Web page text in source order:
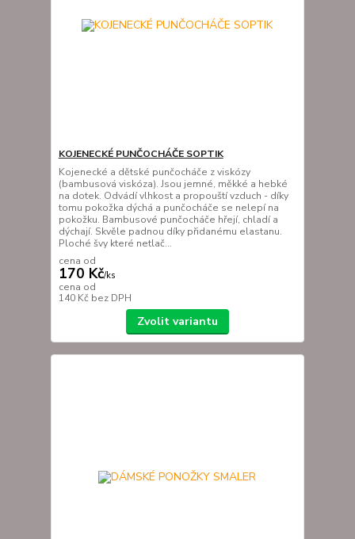
KOJENECKÉ PUNČOCHÁČE SOPTIK
Kojenecké a dětské punčocháče z viskózy
(bambusová viskóza). Jsou jemné, měkké a hebké
na dotek. Odvádí vlhkost a propouští vzduch - díky
tomu pokožka dýchá a punčocháče se nelepí na
pokožku. Bambusové punčocháče hřejí, chladí a
dýchají. Skvěle padnou díky přidanému elastanu.
Ploché švy které netlač...
cena od
170 Kč/ks
cena od
140 Kč bez DPH
Zvolit variantu